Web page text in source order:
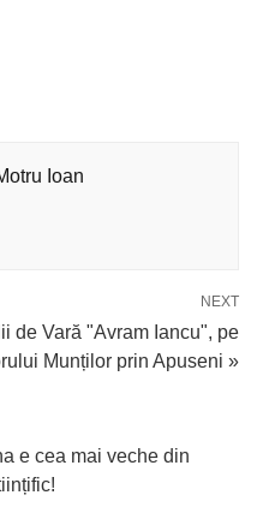
Ioan
NEXT
de Vară "Avram Iancu", pe
Munților prin Apuseni »
e cea mai veche din